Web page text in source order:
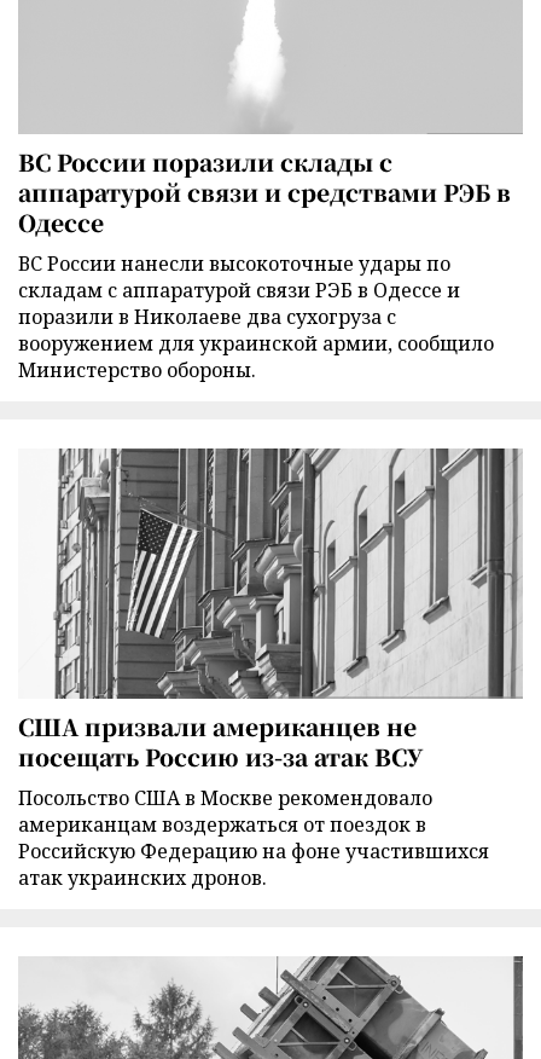
ВС России поразили склады с
аппаратурой связи и средствами РЭБ в
Одессе
ВС России нанесли высокоточные удары по
складам с аппаратурой связи РЭБ в Одессе и
поразили в Николаеве два сухогруза с
вооружением для украинской армии, сообщило
Министерство обороны.
США призвали американцев не
посещать Россию из-за атак ВСУ
Посольство США в Москве рекомендовало
американцам воздержаться от поездок в
Российскую Федерацию на фоне участившихся
атак украинских дронов.